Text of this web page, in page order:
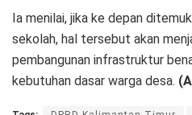
Ia menilai, jika ke depan
sekolah, hal tersebut akan
pembangunan infrastruktur
kebutuhan dasar warga desa.